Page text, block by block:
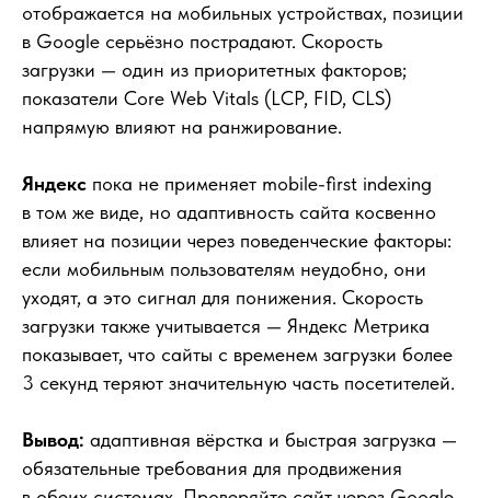
отображается на мобильных устройствах, позиции
в Google серьёзно пострадают. Скорость
загрузки — один из приоритетных факторов;
показатели Core Web Vitals (LCP, FID, CLS)
напрямую влияют на ранжирование.
Яндекс пока не применяет mobile-first indexing
в том же виде, но адаптивность сайта косвенно
влияет на позиции через поведенческие факторы:
если мобильным пользователям неудобно, они
уходят, а это сигнал для понижения. Скорость
загрузки также учитывается — Яндекс Метрика
показывает, что сайты с временем загрузки более
3 секунд теряют значительную часть посетителей.
Вывод: адаптивная вёрстка и быстрая загрузка —
обязательные требования для продвижения